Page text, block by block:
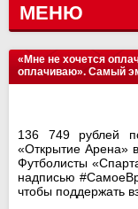
МЕНЮ
«Мне не хочется
оплачиваю». Самый
136 749 рублей
«Открытие Арена»
Футболисты
надписью
чтобы поддержать